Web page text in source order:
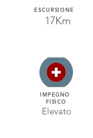
ESCURSIONE
17Km
IMPEGNO
FISICO
Elevato